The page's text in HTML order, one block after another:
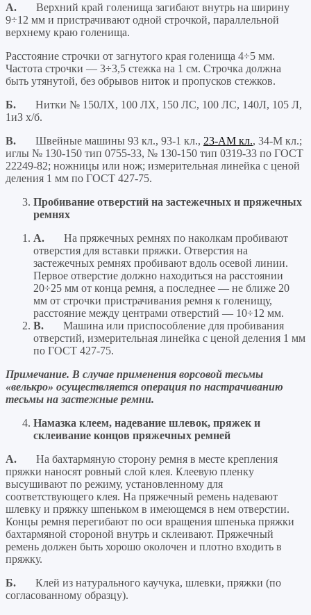
А. Верхний край голенища загибают внутрь на ширину
9÷12 мм и пристрачивают одной строчкой, параллельной
верхнему краю голенища.
Расстояние строчки от загнутого края голенища 4÷5 мм.
Частота строчки — 3÷3,5 стежка на 1 см. Строчка должна
быть утянутой, без обрывов ниток и пропусков стежков.
Б. Нитки № 150ЛХ, 100 ЛХ, 150 ЛС, 100 ЛС, 140Л, 105 Л,
1иЗ х/б.
В. Швейные машины 93 кл., 93-1 кл., 23-АМ кл., 34-М кл.;
иглы № 130-150 тип 0755-33, № 130-150 тип 0319-33 по ГОСТ
22249-82; ножницы или нож; измерительная линейка с ценой
деления 1 мм по ГОСТ 427-75.
Пробивание отверстий на застежечных и пряжечных
ремнях
A. На пряжечных ремнях по наколкам пробивают
отверстия для вставки пряжки. Отверстия на
застежечных ремнях пробивают вдоль осевой линии.
Первое отверстие должно находиться на расстоянии
20÷25 мм от конца ремня, а последнее — не ближе 20
мм от строчки пристрачивания ремня к голенищу,
расстояние между центрами отверстий — 10÷12 мм.
B. Машина или приспособление для пробивания
отверстий, измерительная линейка с ценой деления 1 мм
по ГОСТ 427-75.
Примечание. В случае применения ворсовой тесьмы
«велькро» осуществляется операция по настрачиванию
тесьмы на застежные ремни.
Намазка клеем, надевание шлевок, пряжек и
склеивание концов пряжечных ремней
А. На бахтармяную сторону ремня в месте крепления
пряжки наносят ровный слой клея. Клеевую пленку
высушивают по режиму, установленному для
соответствующего клея. На пряжечный ремень надевают
шлевку и пряжку шпеньком в имеющемся в нем отверстии.
Концы ремня перегибают по оси вращения шпенька пряжки
бахтармяной стороной внутрь и склеивают. Пряжечный
ремень должен быть хорошо околочен и плотно входить в
пряжку.
Б. Клей из натурального каучука, шлевки, пряжки (по
согласованному образцу).